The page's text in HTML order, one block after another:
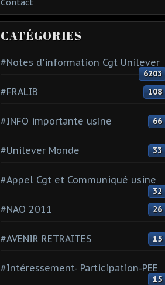
Contact
CATÉGORIES
#Notes d'information Cgt Unilever
6203
#FRALIB 108
#INFO importante usine 66
#Unilever Monde 33
#Appel Cgt et Communiqué usine
32
#NAO 2011 26
#AVENIR RETRAITES 15
#Intéressement- Participation-PEE
15